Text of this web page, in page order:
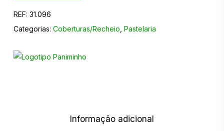
REF: 31.096
Categorias: Coberturas/Recheio Pastelaria
Informação adicional